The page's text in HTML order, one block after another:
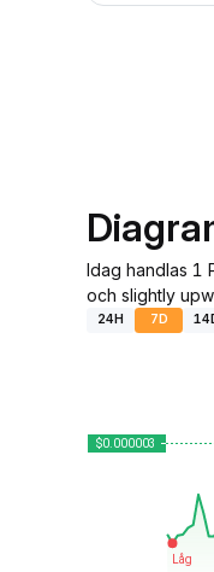
Idag handlas 1
och slightly
24H 7D